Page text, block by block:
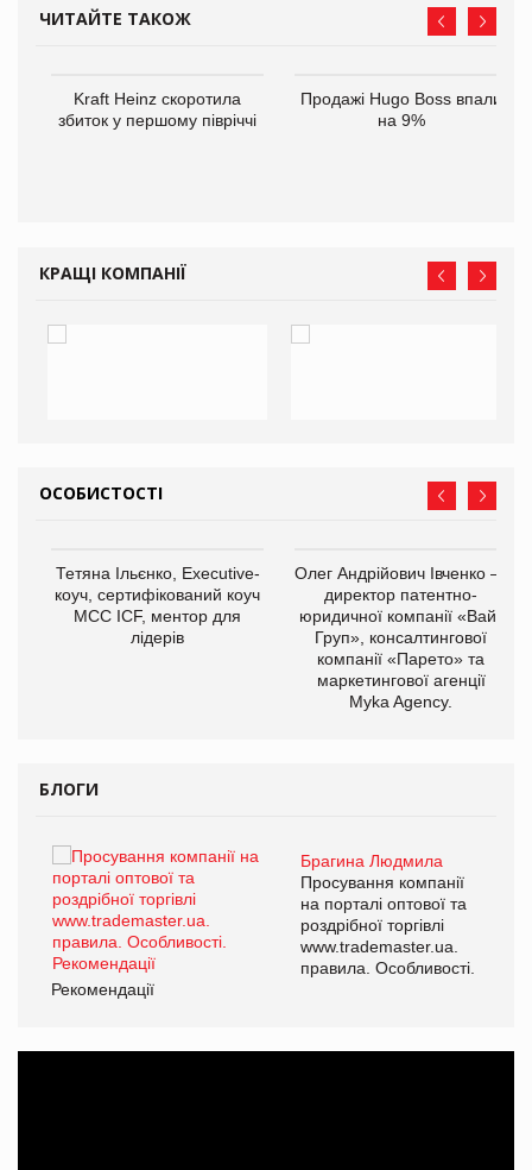
ЧИТАЙТЕ ТАКОЖ
Kraft Heinz скоротила
збиток у першому півріччі
Продажі Hugo Boss впали
на 9%
КРАЩІ КОМПАНІЇ
ОСОБИСТОСТІ
Тетяна Ільєнко, Executive-
коуч, сертифікований коуч
МСС ICF, ментор для
лідерів
Олег Андрійович Івченко —
директор патентно-
юридичної компанії «Вайз
Груп», консалтингової
компанії «Парето» та
маркетингової агенції
Myka Agency.
БЛОГИ
Брагина Людмила
Просування компанії
на порталі оптової та
роздрібної торгівлі
www.trademaster.ua.
правила. Особливості.
Рекомендації